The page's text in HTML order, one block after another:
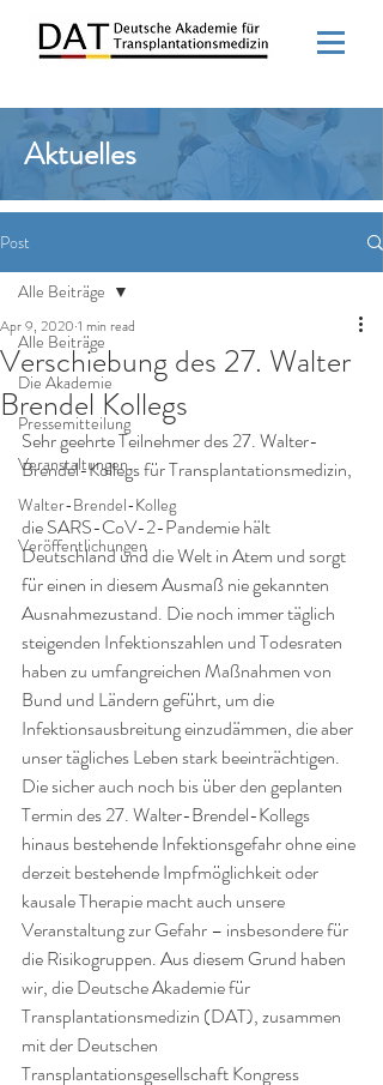
Aktuelles
Post
Alle Beiträge
Die Akademie
Pressemitteilung
Veranstaltungen
Walter-Brendel-Kolleg
Veröffentlichungen
Alle Beiträge
Verschiebung des 27. Walter
Brendel Kollegs
Apr 9, 2020 1 min read
Sehr geehrte Teilnehmer des 27. Walter-
Brendel-Kollegs für Transplantationsmedizin,
die SARS-CoV-2-Pandemie hält
Deutschland und die Welt in Atem und sorgt
für einen in diesem Ausmaß nie gekannten
Ausnahmezustand. Die noch immer täglich
steigenden Infektionszahlen und Todesraten
haben zu umfangreichen Maßnahmen von
Bund und Ländern geführt, um die
Infektionsausbreitung einzudämmen, die aber
unser tägliches Leben stark beeinträchtigen.
Die sicher auch noch bis über den geplanten
Termin des 27. Walter-Brendel-Kollegs
hinaus bestehende Infektionsgefahr ohne eine
derzeit bestehende Impfmöglichkeit oder
kausale Therapie macht auch unsere
Veranstaltung zur Gefahr – insbesondere für
die Risikogruppen. Aus diesem Grund haben
wir, die Deutsche Akademie für
Transplantationsmedizin (DAT), zusammen
mit der Deutschen
Transplantationsgesellschaft Kongress